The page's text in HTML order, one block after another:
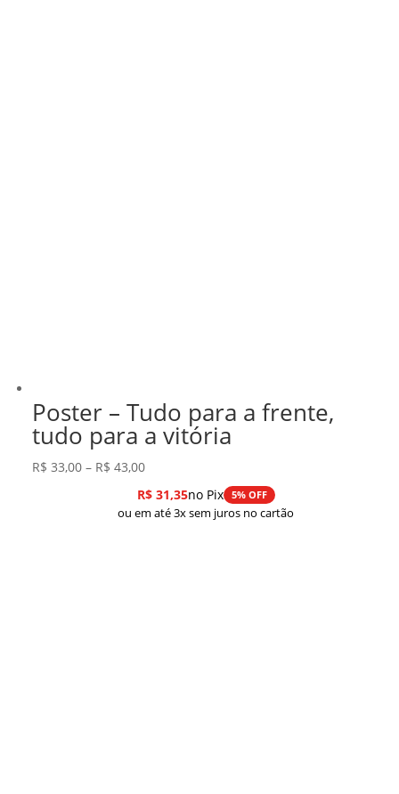
Poster – Tudo para a frente,
tudo para a vitória
R$ 33,00 – R$ 43,00Faixa
de
preço:
R$31,35no Pix 5% OFF
ou em até 3x sem juros no cartão